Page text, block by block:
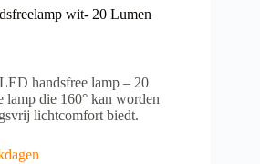
wit- 20 Lumen
handsfree lamp – 20
lamp die 160° kan worden
lichtcomfort biedt.